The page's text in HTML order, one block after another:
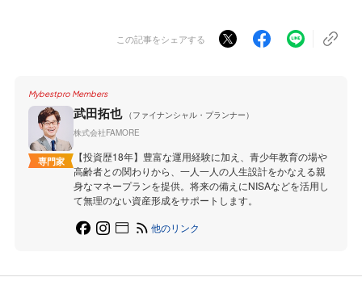
この記事をシェアする
Mybestpro Members
専門家
武田拓也
（ファイナンシャル・プランナー）
株式会社FAMORE
【投資歴18年】豊富な運用経験に加え、青少年教育の場や
高齢者との関わりから、一人一人の人生設計をかなえる親
身なマネープランを提供。将来の備えにNISAなどを活用し
て無理のない資産形成をサポートします。
他のリンク